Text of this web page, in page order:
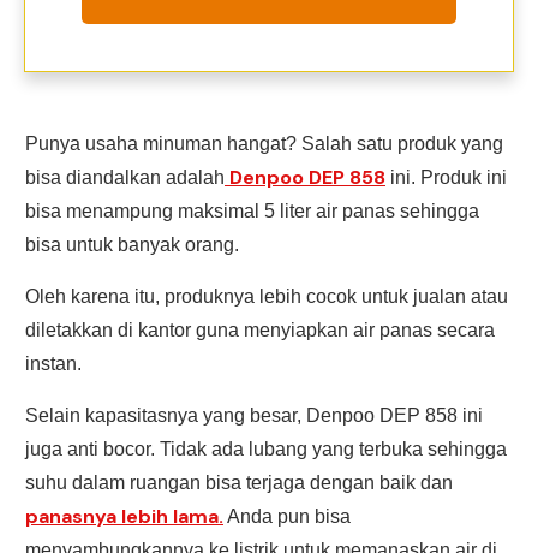
Punya usaha minuman hangat? Salah satu produk yang
bisa diandalkan adalah Denpoo DEP 858 ini. Produk ini
bisa menampung maksimal 5 liter air panas sehingga
bisa untuk banyak orang.
Oleh karena itu, produknya lebih cocok untuk jualan atau
diletakkan di kantor guna menyiapkan air panas secara
instan.
Selain kapasitasnya yang besar, Denpoo DEP 858 ini
juga anti bocor. Tidak ada lubang yang terbuka sehingga
suhu dalam ruangan bisa terjaga dengan baik dan
panasnya lebih lama. Anda pun bisa